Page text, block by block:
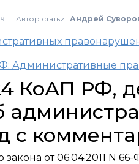
Автор статьи: Андрей
Административные
КоАП РФ,
с
от 06.04.2011 N 66-